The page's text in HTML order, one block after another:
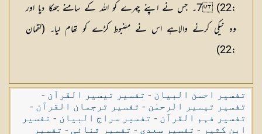
:22) 7۔ جس نے اپنے چہرے کو اللہ کے سامنے جھکا دیا اور
وہ نیکی کرنے والاہے اس نے مضبوط کڑے کو تھام لیا۔ (لقمان
:22)
تفسیر احسن البیان - تفسیر تیسیر القرآن -
تفسیر تیسیر الرحمٰن - تفسیر ترجمان القرآن -
تفسیر فہم القرآن - تفسیر سراج البیان - تفسیر
ابن کثیر - تفسیر سعدی - تفسیر ثنائی - تفسیر